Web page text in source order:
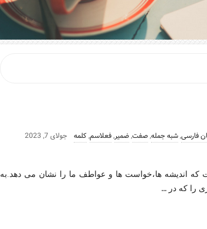
فارسی,شبه جمله,صفت,ضمیر,فعلاسم,کلمه
جولای 7, 2023
اندیشه ها،خواست ها و عواطف ما را نشان می دهد..به
را که در …